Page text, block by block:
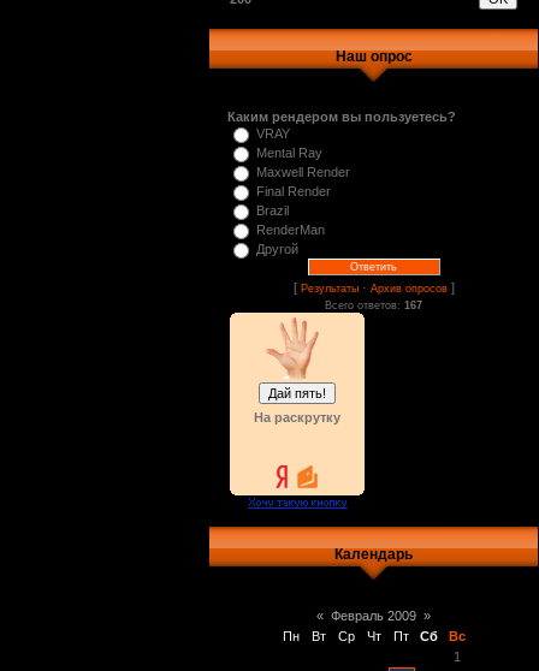
Наш опрос
Каким рендером вы пользуетесь?
VRAY
Mental Ray
Maxwell Render
Final Render
Brazil
RenderMan
Другой
[ Результаты· Архив опросов]
Всего ответов: 167
На раскрутку
Календарь
« Февраль 2009 »
Пн
Вт Ср Чт Пт Сб
Вс
1